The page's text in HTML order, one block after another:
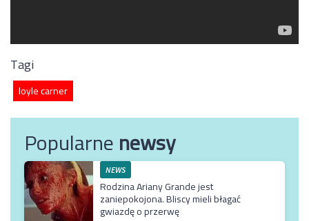
Tagi
loyle carner
Popularnenewsy
NEWS
Rodzina Ariany Grande jest
zaniepokojona. Bliscy mieli błagać
gwiazdę o przerwę